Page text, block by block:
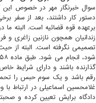
سوال خبرنگار مهر در خصوص این
دستور کار داشتند، بعد از سفر
برعهده قوه قضائیه است. البته ما
زندانیان همچون نازنین زاغری و
تصمیمی نگرفته است. البته از
گذارنده باشند و دارای شرایط
رقم باشد و یک سوم حبس را تحمل
غلامحسین اسماعیلی در ارتباط
دادگاه برایش تعیین کرده و